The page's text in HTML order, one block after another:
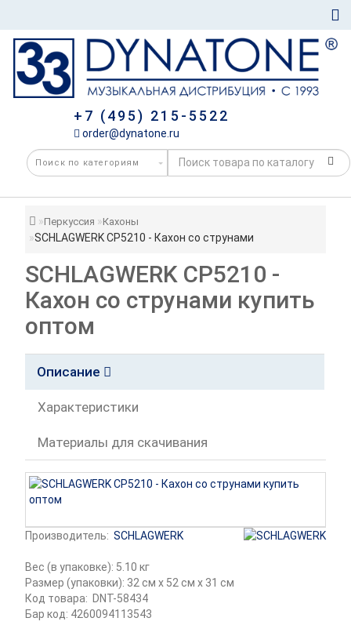
+7 (495) 215-5522
order@dynatone.ru
Перкуссия Кахоны
SCHLAGWERK CP5210 - Кахон со струнами
SCHLAGWERK CP5210 -
Кахон со струнами купить
оптом
Описание
Характеристики
Материалы для скачивания
Производитель: SCHLAGWERK
Вес (в упаковке): 5.10 кг
Размер (упаковки): 32 см x 52 см x 31 см
Код товара: DNT-58434
Бар код: 4260094113543